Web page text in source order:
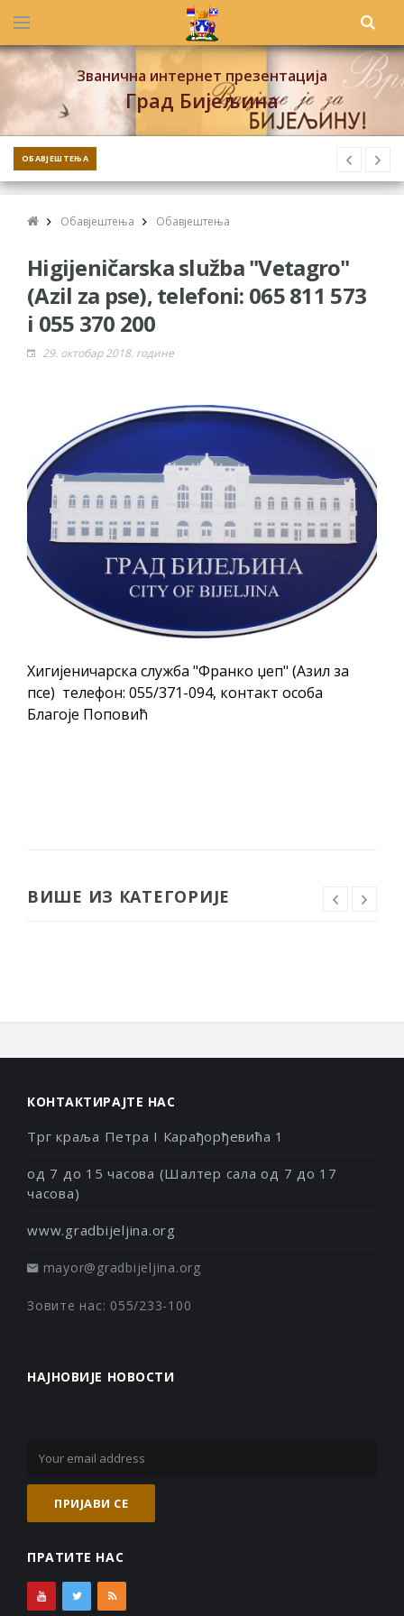
Званична интернет презентација
Град Бијељина
ОБАВЈЕШТЕЊА
Обавјештења Обавјештења
Higijeničarska služba "Vetagro"
(Azil za pse), telefoni: 065 811 573
i 055 370 200
29. октобар 2018. године
Хигијеничарска служба "Франко џеп" (Азил за
псе) телефон: 055/371-094, контакт особа
Благоје Поповић
ВИШЕ ИЗ КАТЕГОРИЈЕ
КОНТАКТИРАЈТЕ НАС
Трг краља Петра I Карађорђевића 1
од 7 до 15 часова (Шалтер сала од 7 до 17
часова)
www.gradbijeljina.org
mayor@gradbijeljina.org
Зовите нас: 055/233-100
НАЈНОВИЈЕ НОВОСТИ
ПРАТИТЕ НАС